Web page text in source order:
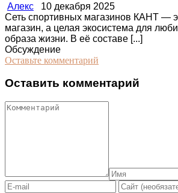
Алекс 10 декабря 2025
Сеть спортивных магазинов КАНТ —
магазин, а целая экосистема для
образа жизни. В её составе [...]
Обсуждение
Оставьте комментарий
Оставить комментарий